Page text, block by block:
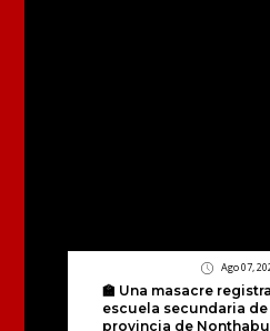
Ago 07,
🏫 Una masacre
escuela secundaria de
provincia de